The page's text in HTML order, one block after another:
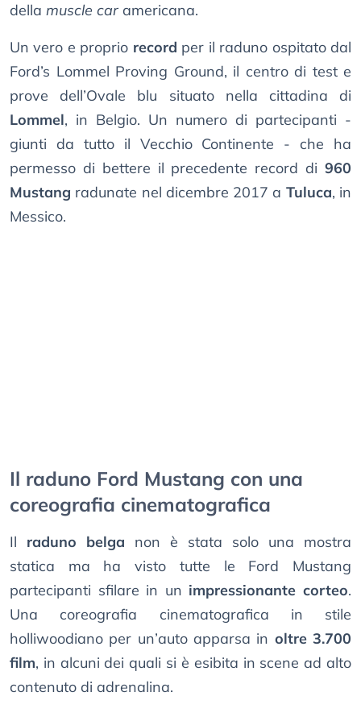
della muscle car americana.
Un vero e proprio record per il raduno ospitato dal
Ford’s Lommel Proving Ground, il centro di test e
prove dell’Ovale blu situato nella cittadina di
Lommel, in Belgio. Un numero di partecipanti -
giunti da tutto il Vecchio Continente - che ha
permesso di bettere il precedente record di 960
Mustang radunate nel dicembre 2017 a Tuluca, in
Messico.
Il raduno Ford Mustang con una
coreografia cinematografica
Il raduno belga non è stata solo una mostra
statica ma ha visto tutte le Ford Mustang
partecipanti sfilare in un impressionante corteo.
Una coreografia cinematografica in stile
holliwoodiano per un’auto apparsa in oltre 3.700
film, in alcuni dei quali si è esibita in scene ad alto
contenuto di adrenalina.